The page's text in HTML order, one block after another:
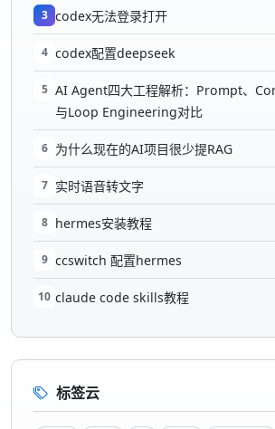
3 codex无法登录打开
4 codex配置deepseek
5 AI Agent四大工程解析：Prompt、
与Loop Engineering对比
6 为什么现在的AI项目很少提RAG
7 实时语音转文字
8 hermes安装教程
9 ccswitch 配置hermes
10 claude code skills教程
标签云